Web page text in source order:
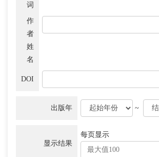
词
作
者
姓
名
DOI
出版年 ~
显示结果
每页显示